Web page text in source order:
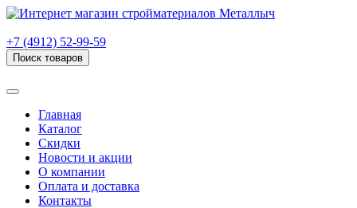
+7 (4912) 52-99-59
Поиск товаров
Главная
Каталог
Скидки
Новости и акции
О компании
Оплата и доставка
Контакты